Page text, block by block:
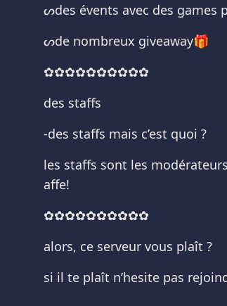
ᔕdes évents avec des games
ᔕde nombreux giveaway🎁
✿✿✿✿✿✿✿✿✿✿
des staffs
-des staffs mais c’est quoi ?
les staffs sont les
affe!
✿✿✿✿✿✿✿✿✿✿
alors, ce serveur vous plaît ?
si il te plaît n’hesite pas